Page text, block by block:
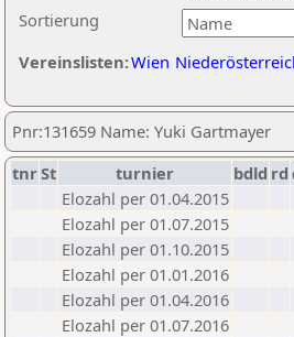
Sortierung
Vereinslisten:Wien
Pnr:131659 Name: Yuki Gartmayer
tnrSt turnier bdld rd
Elozahl per 01.04.2015
Elozahl per 01.07.2015
Elozahl per 01.10.2015
Elozahl per 01.01.2016
Elozahl per 01.04.2016
Elozahl per 01.07.2016